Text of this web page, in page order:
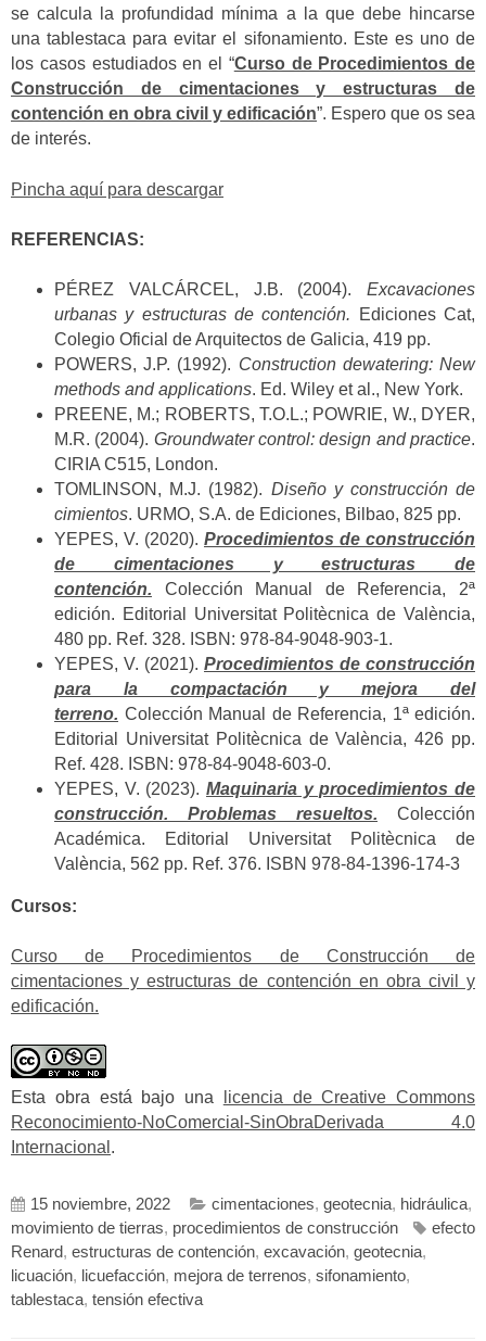
se calcula la profundidad mínima a la que debe hincarse
una tablestaca para evitar el sifonamiento. Este es uno de
los casos estudiados en el “Curso de Procedimientos de
Construcción de cimentaciones y estructuras de
contención en obra civil y edificación”. Espero que os sea
de interés.
Pincha aquí para descargar
REFERENCIAS:
PÉREZ VALCÁRCEL, J.B. (2004). Excavaciones
urbanas y estructuras de contención.
Ediciones Cat,
Colegio Oficial de Arquitectos de Galicia, 419 pp.
POWERS, J.P. (1992). Construction dewatering: New
methods and applications. Ed. Wiley et al., New York.
PREENE, M.; ROBERTS, T.O.L.; POWRIE, W., DYER,
M.R. (2004). Groundwater control: design and practice.
CIRIA C515, London.
TOMLINSON, M.J. (1982). Diseño y construcción de
cimientos. URMO, S.A. de Ediciones, Bilbao, 825 pp.
YEPES, V. (2020). Procedimientos de construcción
de cimentaciones y estructuras de
contención. Colección Manual de Referencia, 2ª
edición. Editorial Universitat Politècnica de València,
480 pp. Ref. 328. ISBN: 978-84-9048-903-1.
YEPES, V. (2021). Procedimientos de construcción
para la compactación y mejora del
terreno. Colección Manual de Referencia, 1ª edición.
Editorial Universitat Politècnica de València, 426 pp.
Ref. 428. ISBN: 978-84-9048-603-0.
YEPES, V. (2023). Maquinaria y procedimientos de
construcción. Problemas resueltos. Colección
Académica. Editorial Universitat Politècnica de
València, 562 pp. Ref. 376. ISBN 978-84-1396-174-3
Cursos:
Curso de Procedimientos de Construcción de
cimentaciones y estructuras de contención en obra civil y
edificación.
Esta obra está bajo una
licencia de Creative Commons
Reconocimiento-NoComercial-SinObraDerivada 4.0
Internacional .
15 noviembre, 2022 cimentaciones, geotecnia, hidráulica,
movimiento de tierras, procedimientos de construcción
efecto
Renard, estructuras de contención, excavación, geotecnia,
licuación, licuefacción, mejora de terrenos, sifonamiento,
tablestaca, tensión efectiva